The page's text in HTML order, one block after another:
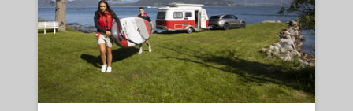
Fredric Røvik: 92656034
Esben Flaa: 40226000
Sentralbord nummer71 22 02 30